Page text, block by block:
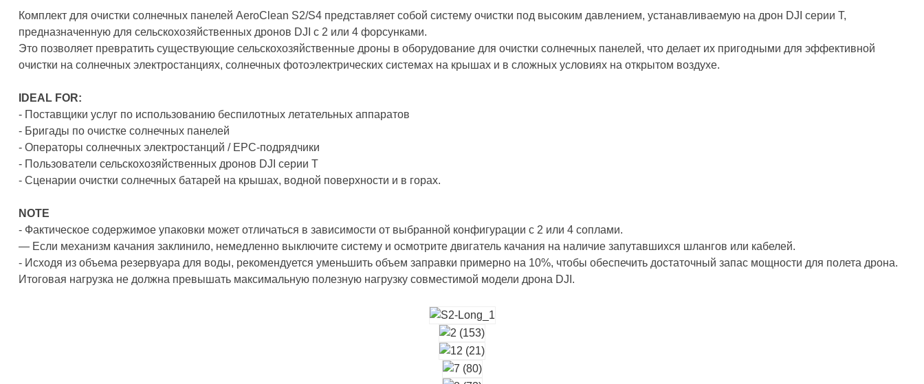
Комплект для очистки солнечных панелей AeroClean S2/S4 представляет собой систему очистки под высоким давлением, устанавливаемую на дрон DJI серии T,
предназначенную для сельскохозяйственных дронов DJI с 2 или 4 форсунками.
Это позволяет превратить существующие сельскохозяйственные дроны в оборудование для очистки солнечных панелей, что делает их пригодными для эффективной
очистки на солнечных электростанциях, солнечных фотоэлектрических системах на крышах и в сложных условиях на открытом воздухе.
IDEAL FOR:
- Поставщики услуг по использованию беспилотных летательных аппаратов
- Бригады по очистке солнечных панелей
- Операторы солнечных электростанций / EPC-подрядчики
- Пользователи сельскохозяйственных дронов DJI серии T
- Сценарии очистки солнечных батарей на крышах, водной поверхности и в горах.
NOTE
- Фактическое содержимое упаковки может отличаться в зависимости от выбранной конфигурации с 2 или 4 соплами.
— Если механизм качания заклинило, немедленно выключите систему и осмотрите двигатель качания на наличие запутавшихся шлангов или кабелей.
- Исходя из объема резервуара для воды, рекомендуется уменьшить объем заправки примерно на 10%, чтобы обеспечить достаточный запас мощности для полета дрона.
Итоговая нагрузка не должна превышать максимальную полезную нагрузку совместимой модели дрона DJI.